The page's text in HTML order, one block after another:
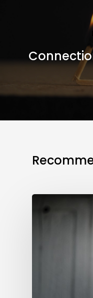
Workout
Wednesday
#45: